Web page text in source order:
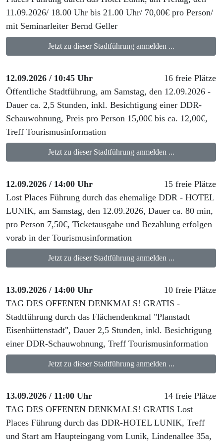
11.09.2026/ 18.00 Uhr bis 21.00 Uhr/ 70,00€ pro Person/
mit Seminarleiter Bernd Geller
Jetzt zu dieser Stadtführung anmelden ...
12.09.2026 / 10:45 Uhr
16 freie Plätze
Öffentliche Stadtführung, am Samstag, den 12.09.2026 -
Dauer ca. 2,5 Stunden, inkl. Besichtigung einer DDR-
Schauwohnung, Preis pro Person 15,00€ bis ca. 12,00€,
Treff Tourismusinformation
Jetzt zu dieser Stadtführung anmelden ...
12.09.2026 / 14:00 Uhr
15 freie Plätze
Lost Places Führung durch das ehemalige DDR - HOTEL
LUNIK, am Samstag, den 12.09.2026, Dauer ca. 80 min,
pro Person 7,50€, Ticketausgabe und Bezahlung erfolgen
vorab in der Tourismusinformation
Jetzt zu dieser Stadtführung anmelden ...
13.09.2026 / 14:00 Uhr
10 freie Plätze
TAG DES OFFENEN DENKMALS! GRATIS -
Stadtführung durch das Flächendenkmal "Planstadt
Eisenhüttenstadt", Dauer 2,5 Stunden, inkl. Besichtigung
einer DDR-Schauwohnung, Treff Tourismusinformation
Jetzt zu dieser Stadtführung anmelden ...
13.09.2026 / 11:00 Uhr
14 freie Plätze
TAG DES OFFENEN DENKMALS! GRATIS Lost
Places Führung durch das DDR-HOTEL LUNIK, Treff
und Start am Haupteingang vom Lunik, Lindenallee 35a,